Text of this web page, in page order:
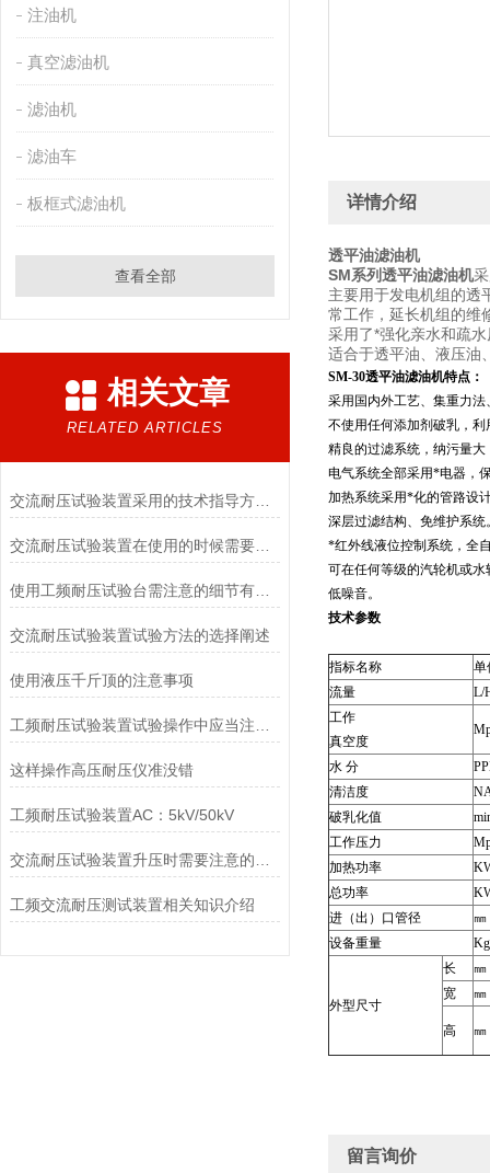
注油机
真空滤油机
滤油机
滤油车
板框式滤油机
查看全部
相关文章
RELATED ARTICLES
交流耐压试验装置采用的技术指导方针策略
交流耐压试验装置在使用的时候需要注意哪些事项？
使用工频耐压试验台需注意的细节有哪些
交流耐压试验装置试验方法的选择阐述
使用液压千斤顶的注意事项
这样操作高压耐压仪准没错
工频耐压试验装置AC：5kV/50kV
工频交流耐压测试装置相关知识介绍
详情介绍
透平油滤油机
SM系列透平油滤油机
主要用于发电机组的透
常工作，延长机组的维
采用了*强化亲水和疏
适合于透平油、液压油
SM-30透平油滤油机特点：
采用国内外工艺、集重力
不使用任何添加剂破乳，
精良的过滤系统，纳污量
电气系统全部采用*电器，
加热系统采用*化的管路设
深层过滤结构、免维护系统
*红外线液位控制系统，全
可在任何等级的汽轮机或
低噪音。
技术参数
指标名称
单
流量
L/
工作
真空度
水 分
清洁度
破乳化值
工作压力
加热功率
总功率
进（出）口管径
㎜
设备重量
Kg
外型尺寸
长
㎜
宽
㎜
高 ㎜
留言询价